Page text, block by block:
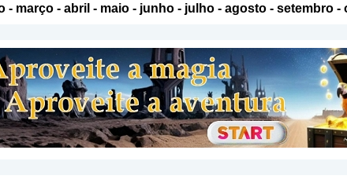
- março- abril - maio- junho- julho- agosto- setembro-